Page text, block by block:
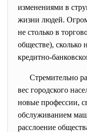
изменениями в
жизни людей.
не столько в
обществе), сколько
кредитно-
Стремительно
вес городского
новые профессии,
обслуживанием
расслоение